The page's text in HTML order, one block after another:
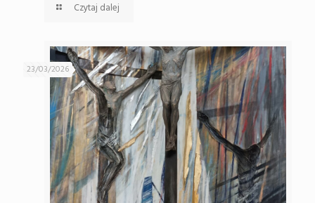
Czytaj dalej
23/03/2026